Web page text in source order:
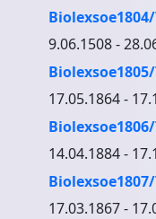
9.06.1508 -
17.05.1864 -
14.04.1884 -
17.03.1867 -